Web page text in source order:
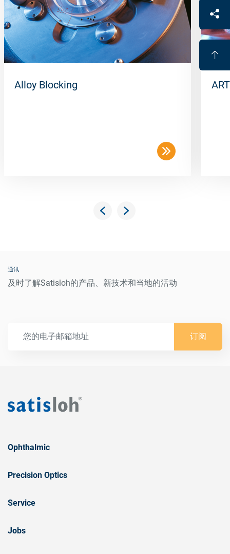
Alloy Blocking
通讯
及时了解Satisloh的产品、新技术和当地的活动
订阅
Ophthalmic
Precision Optics
Service
Jobs